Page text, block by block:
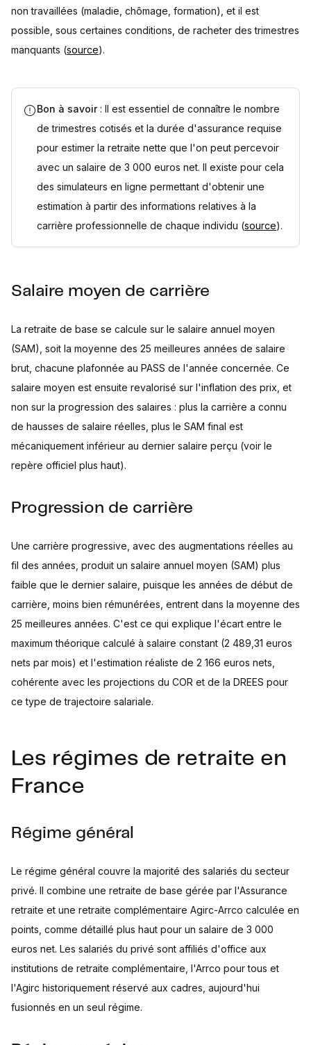
non travaillées (maladie, chômage, formation), et il est
possible, sous certaines conditions, de racheter des trimestres
manquants (source).
Bon à savoir : Il est essentiel de connaître le nombre
de trimestres cotisés et la durée d'assurance requise
pour estimer la retraite nette que l'on peut percevoir
avec un salaire de 3 000 euros net. Il existe pour cela
des simulateurs en ligne permettant d'obtenir une
estimation à partir des informations relatives à la
carrière professionnelle de chaque individu (source).
Salaire moyen de carrière
La retraite de base se calcule sur le salaire annuel moyen
(SAM), soit la moyenne des 25 meilleures années de salaire
brut, chacune plafonnée au PASS de l'année concernée. Ce
salaire moyen est ensuite revalorisé sur l'inflation des prix, et
non sur la progression des salaires : plus la carrière a connu
de hausses de salaire réelles, plus le SAM final est
mécaniquement inférieur au dernier salaire perçu (voir le
repère officiel plus haut).
Progression de carrière
Une carrière progressive, avec des augmentations réelles au
fil des années, produit un salaire annuel moyen (SAM) plus
faible que le dernier salaire, puisque les années de début de
carrière, moins bien rémunérées, entrent dans la moyenne des
25 meilleures années. C'est ce qui explique l'écart entre le
maximum théorique calculé à salaire constant (2 489,31 euros
nets par mois) et l'estimation réaliste de 2 166 euros nets,
cohérente avec les projections du COR et de la DREES pour
ce type de trajectoire salariale.
Les régimes de retraite en
France
Régime général
Le régime général couvre la majorité des salariés du secteur
privé. Il combine une retraite de base gérée par l'Assurance
retraite et une retraite complémentaire Agirc-Arrco calculée en
points, comme détaillé plus haut pour un salaire de 3 000
euros net. Les salariés du privé sont affiliés d'office aux
institutions de retraite complémentaire, l'Arrco pour tous et
l'Agirc historiquement réservé aux cadres, aujourd'hui
fusionnés en un seul régime.